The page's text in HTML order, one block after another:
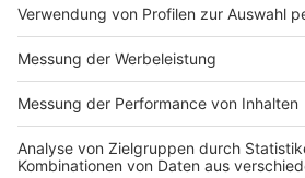
Nutzung des Service
Video
Mehr
Akzeptieren
Coldplay X BTS - My Universe: Die
ihrem Album "Music From The
Anzeige